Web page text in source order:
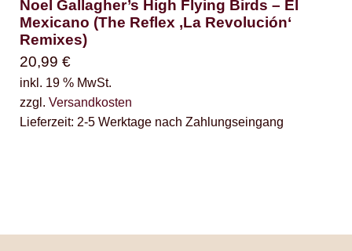
Noel Gallagher’s High Flying Birds ‎– El
Mexicano (The Reflex ‚La Revolución‘
Remixes)
20,99 €
inkl. 19 % MwSt.
zzgl. Versandkosten
Lieferzeit: 2-5 Werktage nach Zahlungseingang